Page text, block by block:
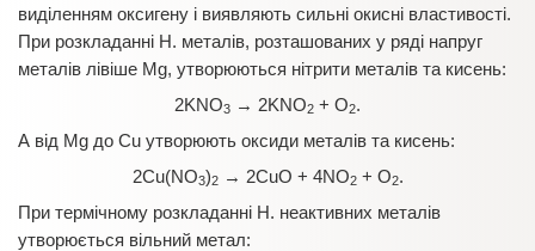
виділенням оксигену і виявляють сильні окисні властивості.
При розкладанні Н. металів, розташованих у ряді напруг
металів лівіше Mg, утворюються нітрити металів та кисень:
2KNO3 → 2KNO2 + O2.
А від Mg до Cu утворюють оксиди металів та кисень:
2Сu(NO3)2→ 2CuO + 4NO2+ O2.
При термічному розкладанні Н. неактивних металів
утворюється вільний метал: